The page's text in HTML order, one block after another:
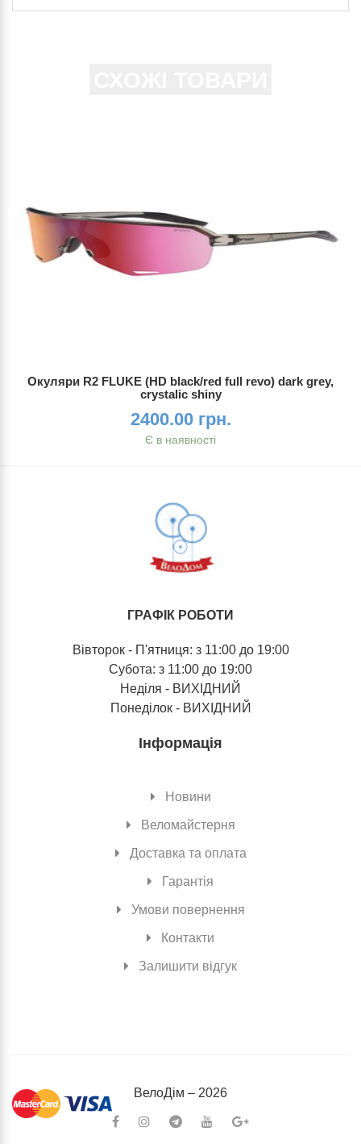
Окуляри R2 FLUKE (HD black/red full revo) dark grey,
crystalic shiny
2400.00 грн.
Є в наявності
ГРАФІК РОБОТИ
Вівторок - П'ятниця: з 11:00 до 19:00
Субота: з 11:00 до 19:00
Неділя - ВИХІДНИЙ
Понеділок - ВИХІДНИЙ
Інформація
Новини
Веломайстерня
Доставка та оплата
Гарантія
Умови повернення
Контакти
Залишити відгук
ВелоДiм – 2026